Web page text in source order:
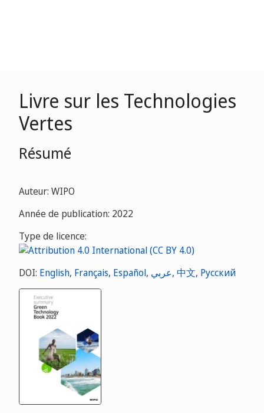
Livre sur les Technologies
Vertes
Résumé
Auteur: WIPO
Année de publication: 2022
Type de licence:
DOI: English, Français, Español, عربي, 中文, Русский